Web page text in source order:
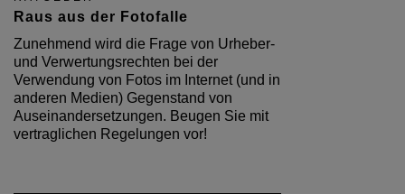
Raus aus der Fotofalle
Zunehmend wird die Frage von Urheber-
und Verwertungsrechten bei der
Verwendung von Fotos im Internet (und in
anderen Medien) Gegenstand von
Auseinandersetzungen. Beugen Sie mit
vertraglichen Regelungen vor!